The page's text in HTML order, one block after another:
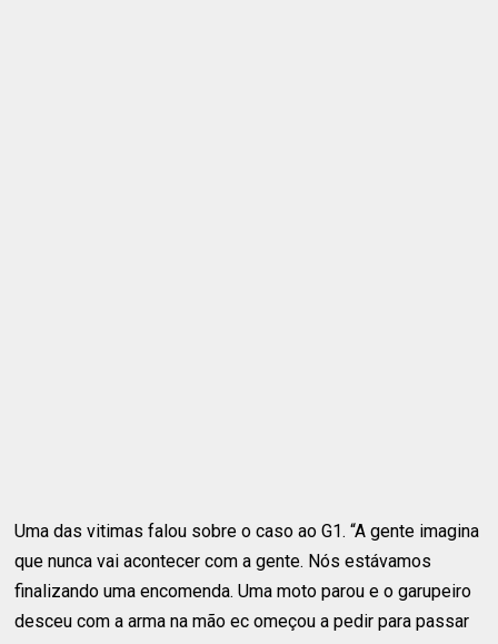
Uma das vitimas falou sobre o caso ao G1. “A gente imagina
que nunca vai acontecer com a gente. Nós estávamos
finalizando uma encomenda. Uma moto parou e o garupeiro
desceu com a arma na mão ec omeçou a pedir para passar